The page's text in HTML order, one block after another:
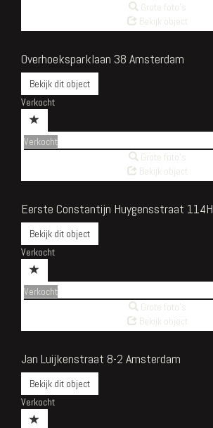
Grote foto's
Bekijk object
Overhoeksparklaan 38 Amsterdam
Bekijk dit object
Verkocht
Verkocht
Grote foto's
Bekijk object
Eerste Constantijn Huygensstraat 114H
Bekijk dit object
Verkocht
Verkocht
Grote foto's
Bekijk object
Jan Luijkenstraat 8-2 Amsterdam
Bekijk dit object
Verkocht